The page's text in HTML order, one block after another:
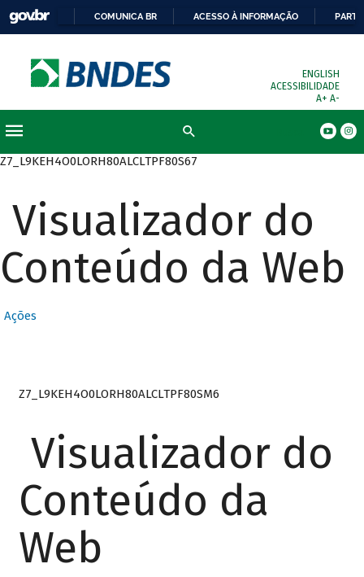
COMUNICA BR ACESSO À INFORMAÇÃO
ENGLISH
ACESSIBILIDADE
A+ A-
Z7_L9KEH4O0LORH80ALCLTPF80S67
Visualizador do
Conteúdo da Web
Ações
Z7_L9KEH4O0LORH80ALCLTPF80SM6
Visualizador do
Conteúdo da
Web